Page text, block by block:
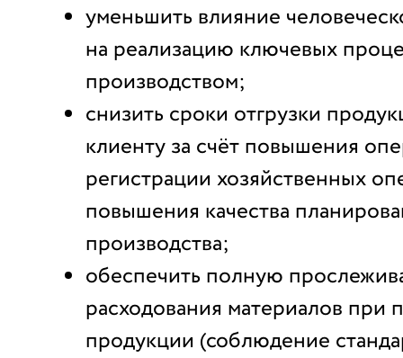
уменьшить влияние
на реализацию ключевых
производством;
снизить сроки отгрузки
клиенту за счёт повышения
регистрации хозяйственных
повышения качества
производства;
обеспечить полную
расходования материалов при
продукции (соблюдение